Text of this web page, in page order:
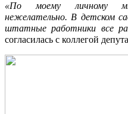
«По моему личному
нежелательно. В детском
штатные работники все
согласилась с коллегой